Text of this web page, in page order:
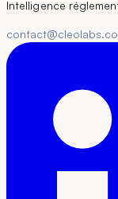
Intelligence
contact@cleolabs.co